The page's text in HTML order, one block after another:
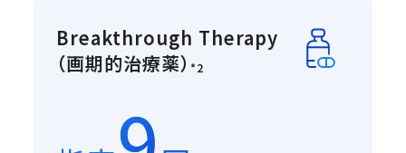
Breakthrough Therapy
（画期的治療薬） *2 重篤または致命的な疾